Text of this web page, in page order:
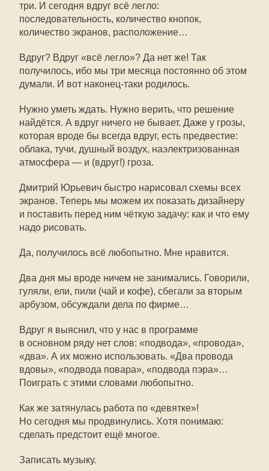
три. И сегодня вдруг всё легло:
последовательность, количество кнопок,
количество экранов, расположение…
Вдруг? Вдруг «всё легло»? Да нет же! Так
получилось, ибо мы три месяца постоянно об этом
думали. И вот наконец-таки родилось.
Нужно уметь ждать. Нужно верить, что решение
найдётся. А вдруг ничего не бывает. Даже у грозы,
которая вроде бы всегда вдруг, есть предвестие:
облака, тучи, душный воздух, наэлектризованная
атмосфера — и (вдруг!) гроза.
Дмитрий Юрьевич быстро нарисовал схемы всех
экранов. Теперь мы можем их показать дизайнеру
и поставить перед ним чёткую задачу: как и что ему
надо рисовать.
Да, получилось всё любопытно. Мне нравится.
Два дня мы вроде ничем не занимались. Говорили,
гуляли, ели, пили (чай и кофе), сбегали за вторым
арбузом, обсуждали дела по фирме…
Вдруг я выяснил, что у нас в программе
в основном ряду нет слов: «подвода», «провода»,
«два». А их можно использовать. «Два провода
вдовы», «подвода повара», «подвода пэра»…
Поиграть с этими словами любопытно.
Как же затянулась работа по «девятке»!
Но сегодня мы продвинулись. Хотя понимаю:
сделать предстоит ещё многое.
Записать музыку.